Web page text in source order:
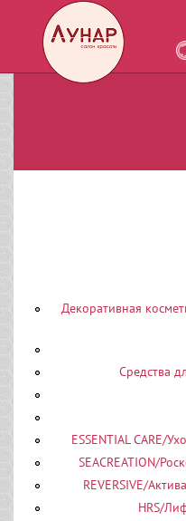
Декоративная
Средства
ESSENTIAL CARE/
SEACREATION/
REVERSIVE/
HRS/